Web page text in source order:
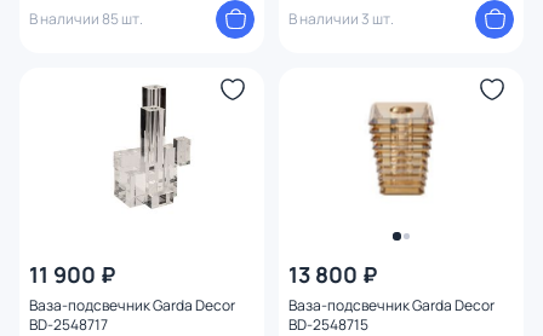
В наличии 85 шт.
В наличии 3 шт.
11 900 ₽
Ваза-подсвечник Garda Decor
BD-2548717
13 800 ₽
Ваза-подсвечник Garda Decor
BD-2548715